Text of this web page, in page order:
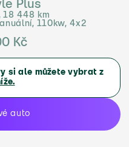
Plus
18 448 km
110kw, 4x2
Kč
si ale můžete vybrat z
auto